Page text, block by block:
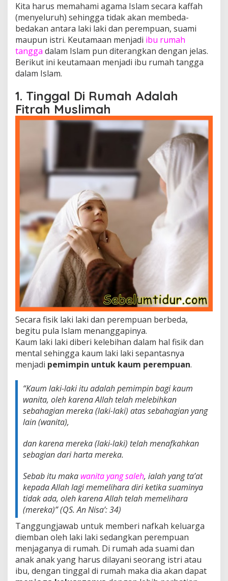
Kita harus memahami agama Islam secara kaffah
(menyeluruh) sehingga tidak akan membeda-
bedakan antara laki laki dan perempuan, suami
maupun istri. Keutamaan menjadi ibu rumah
tangga dalam Islam pun diterangkan dengan jelas.
Berikut ini keutamaan menjadi ibu rumah tangga
dalam Islam.
1. Tinggal Di Rumah Adalah
Fitrah Muslimah
Secara fisik laki laki dan perempuan berbeda,
begitu pula Islam menanggapinya.
Kaum laki laki diberi kelebihan dalam hal fisik dan
mental sehingga kaum laki laki sepantasnya
menjadi pemimpin untuk kaum perempuan.
“Kaum laki-laki itu adalah pemimpin bagi kaum
wanita, oleh karena Allah telah melebihkan
sebahagian mereka (laki-laki) atas sebahagian yang
lain (wanita),
dan karena mereka (laki-laki) telah menafkahkan
sebagian dari harta mereka.
Sebab itu maka wanita yang saleh, ialah yang ta’at
kepada Allah lagi memelihara diri ketika suaminya
tidak ada, oleh karena Allah telah memelihara
(mereka)” (QS. An Nisa’: 34)
Tanggungjawab untuk memberi nafkah keluarga
diemban oleh laki laki sedangkan perempuan
menjaganya di rumah. Di rumah ada suami dan
anak anak yang harus dilayani seorang istri atau
ibu, dengan tinggal di rumah maka dia akan dapat